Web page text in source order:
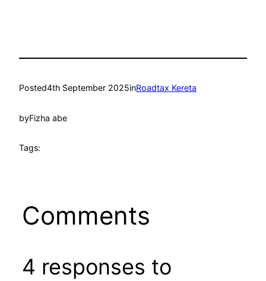
Posted4th September 2025inRoadtax Kereta
byFizha abe
Tags:
Comments
4 responses to